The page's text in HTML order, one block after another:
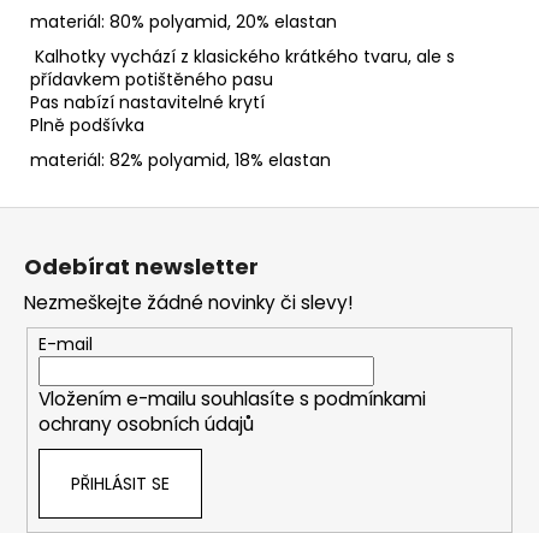
materiál: 80% polyamid, 20% elastan
Kalhotky vychází z klasického krátkého tvaru, ale s
přídavkem potištěného pasu
Pas nabízí nastavitelné krytí
Plně podšívka
materiál: 82% polyamid, 18% elastan
Z
Odebírat newsletter
Nezmeškejte žádné novinky či slevy!
E-mail
Vložením e-mailu souhlasíte s podmínkami
ochrany osobních údajů
PŘIHLÁSIT SE